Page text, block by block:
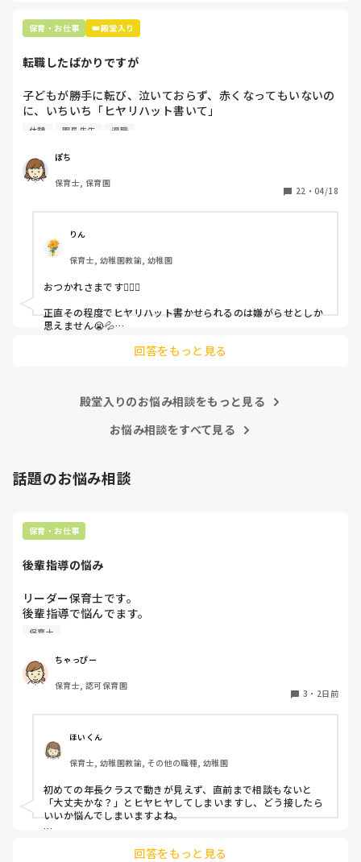
保育・お仕事 👑殿堂入り
転職したばかりですが
子どもが勝手に転び、泣いておらず、赤くなってもいないの
に、いちいち「ヒヤリハット書いて」
と書かされ
（そう言う本人は書かない）
しかも、上司に↑この内容でも
ちゃんと考えて対策を練って書き込むようにと。
呼ばれて一緒に対策を考えさせられること多数
これだけで30〜40分拘束されて辛いです
皆さんの園はどうですか?
休憩 園長先生 退職
ぽち
保育士, 保育園
22 ・ 04/18
りん
保育士, 幼稚園教諭, 幼稚園
おつかれさまです🙇🏻‍♀️
正直その程度でヒヤリハット書かせられるのは嫌がらせとしか
思えません😭💦
回答をもっと見る
殿堂入りのお悩み相談をもっと見る
お悩み相談をすべて見る
話題のお悩み相談
保育・お仕事
後輩指導の悩み
リーダー保育士です。
後輩指導で悩んでます。
初めて年長を持つ後輩がいますが
いで様子見てると直前になるまで何もアクションがなかった
り
他の職員に聞いてる様子もなくて
よほど自分に聞きづらいのか、聞く必要性さえ感じないの
か、もうよくわからないです。
対応にも悩みます。
保育士
ちゃっぴー
保育士, 認可保育園
3 ・ 2日前
ほいくん
保育士, 幼稚園教諭, その他の職種, 幼稚園
初めての年長クラスで動きが見えず、直前まで相談もないと
「大丈夫かな？」とヒヤヒヤしてしまいますし、どう接したら
いいか悩んでしまいますよね。
「こんなこと聞いたら迷惑かな」と抱え込んでいるケースがと
回答をもっと見る